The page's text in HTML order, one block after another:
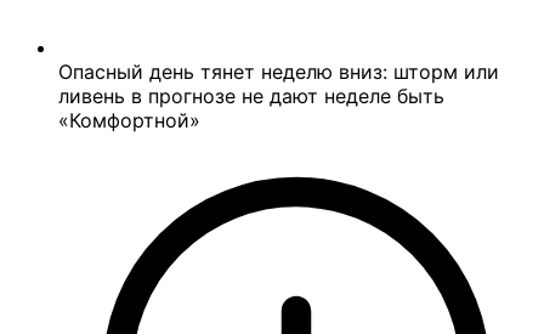
Опасный день тянет неделю вниз: шторм или
ливень в прогнозе не дают неделе быть
«Комфортной»